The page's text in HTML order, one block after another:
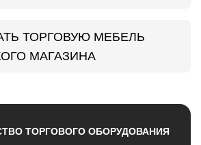
ТОРГОВУЮ МЕБЕЛЬ
МАГАЗИНА
ТОРГОВОГО ОБОРУДОВАНИЯ